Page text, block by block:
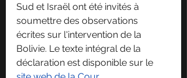
Sud et Israël ont été invités à
soumettre des observations
écrites sur l'intervention de la
Bolivie. Le texte intégral de la
déclaration est disponible sur le